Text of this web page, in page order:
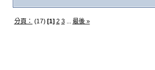
分頁： (17) [1] 2 3... 最後 »